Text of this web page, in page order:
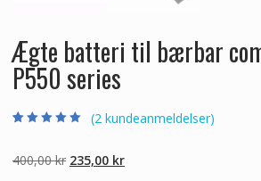
Ægte batteri til bærbar
P550 series
baseret på
kundebedømmel
(2 kundeanmeldelser)
400,00kr Den
235,00 krDen